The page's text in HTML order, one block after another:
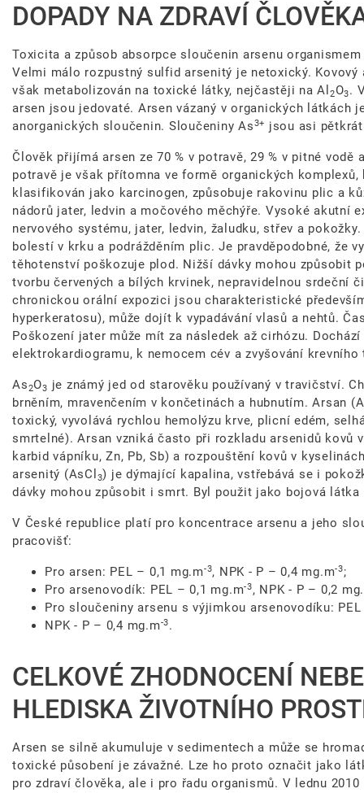
DOPADY NA ZDRAVÍ
Toxicita a způsob absorpce sloučenin arsenu
Velmi málo rozpustný sulfid arsenitý je netoxický. Kovový
však metabolizován na toxické látky, nejčastěji na Al 2O3.
arsen jsou jedovaté. Arsen vázaný v organických látkách
anorganických sloučenin. Sloučeniny As3+ jsou asi
Člověk přijímá arsen ze 70 % v potravě, 29 % v pitné vodě
potravě je však přítomna ve formě organických
klasifikován jako karcinogen, způsobuje rakovinu plic a
nádorů jater, ledvin a močového měchýře. Vysoké akutní
nervového systému, jater, ledvin, žaludku, střev a
bolestí v krku a podrážděním plic. Je pravděpodobné, že
těhotenství poškozuje plod. Nižší dávky mohou způsobit
tvorbu červených a bílých krvinek, nepravidelnou srdeční
chronickou orální expozici jsou charakteristické
hyperkeratosu), může dojít k vypadávání vlasů a nehtů.
Poškození jater může mít za následek až cirhózu.
elektrokardiogramu, k nemocem cév a zvyšování krevního
As2O3 je známý jed od starověku používaný v travičství.
brněním, mravenčením v končetinách a hubnutím. Arsan
toxický, vyvolává rychlou hemolýzu krve, plicní edém,
smrtelné). Arsan vzniká často při rozkladu arsenidů kovů
karbid vápníku, Zn, Pb, Sb) a rozpouštění kovů v
arsenitý (AsCl 3) je dýmající kapalina, vstřebává se i
dávky mohou způsobit i smrt. Byl použit jako bojová látka
V České republice platí pro koncentrace arsenu a jeho
pracovišť:
Pro arsen: PEL – 0,1 mg.m-3, NPK - P – 0,4 mg.m-3;
Pro arsenovodík: PEL – 0,1 mg.m-3, NPK - P – 0,2
Pro sloučeniny arsenu s výjimkou arsenovodíku:
NPK - P – 0,4 mg.m-3.
CELKOVÉ ZHODNOCENÍ
HLEDISKA ŽIVOTNÍHO
Arsen se silně akumuluje v sedimentech a může se
toxické působení je závažné. Lze ho proto označit jako
pro zdraví člověka, ale i pro řadu organismů. V lednu